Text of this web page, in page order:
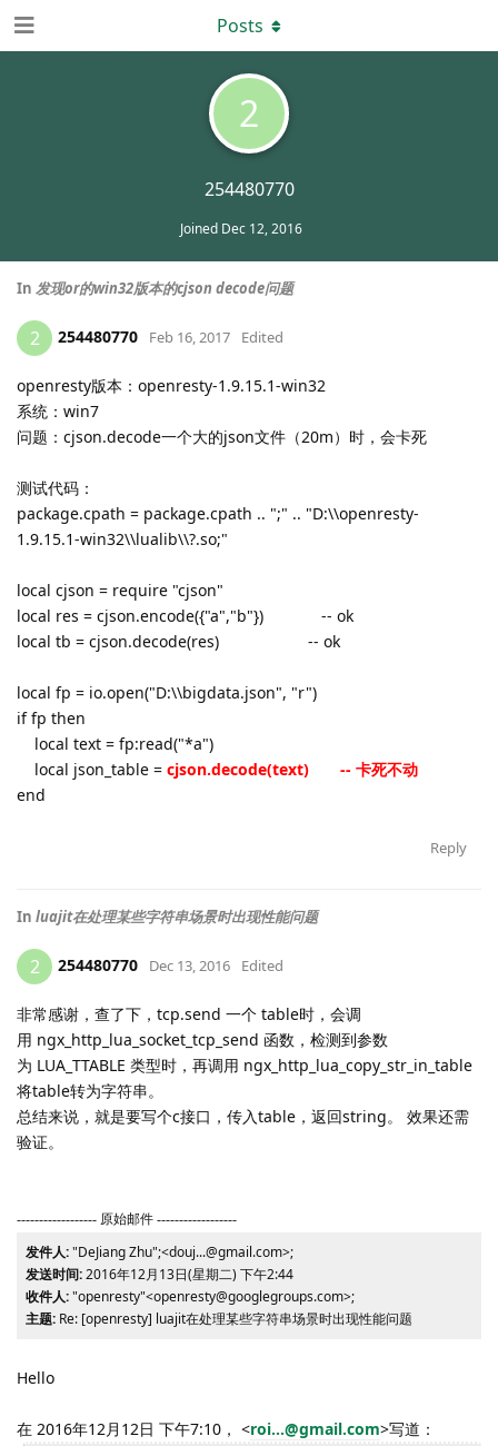
2
254480770
Joined Dec 12, 2016
Posts
In 发现or的win32版本的cjson decode问题
2 254480770 Feb 16, 2017 Edited
openresty版本：openresty-1.9.15.1-win32
系统：win7
问题：cjson.decode一个大的json文件（20m）时，会卡死
测试代码：
package.cpath = package.cpath .. ";" .. "D:\\openresty-
1.9.15.1-win32\\lualib\\?.so;"
local cjson = require "cjson"
local res = cjson.encode({"a","b"}) -- ok
local tb = cjson.decode(res) -- ok
local fp = io.open("D:\\bigdata.json", "r")
if fp then
local text = fp:read("*a")
local json_table = cjson.decode(text) -- 卡死不动
end
Reply
In luajit在处理某些字符串场景时出现性能问题
2 254480770 Dec 13, 2016 Edited
非常感谢，查了下，tcp.send 一个 table时，会调
用 ngx_http_lua_socket_tcp_send 函数，检测到参数
为 LUA_TTABLE 类型时，再调用 ngx_http_lua_copy_str_in_table
将table转为字符串。
总结来说，就是要写个c接口，传入table，返回string。 效果还需
验证。
------------------ 原始邮件 ------------------
发件人:"DeJiang Zhu";<douj...@gmail.com>;
发送时间:2016年12月13日(星期二) 下午2:44
收件人:"openresty"<openresty@googlegroups.com>;
主题: Re: [openresty] luajit在处理某些字符串场景时出现性能问题
Hello
在 2016年12月12日 下午7:10， <roi...@gmail.com>写道：